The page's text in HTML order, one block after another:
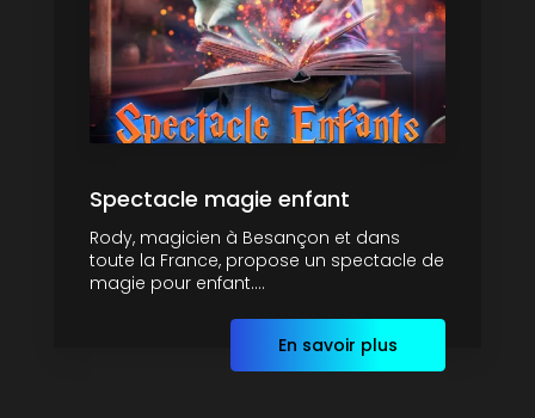
Spectacle magie enfant
Rody, magicien à Besançon et dans
toute la France, propose un spectacle de
magie pour enfant....
En savoir plus